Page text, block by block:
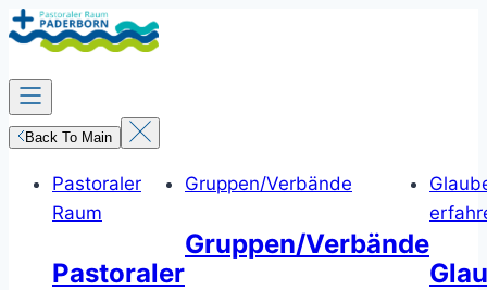
Zum
Inhalt
springen
Back To Main
Pastoraler
Raum
Pastoraler
Gruppen/Verbände
Gruppen/Verbände